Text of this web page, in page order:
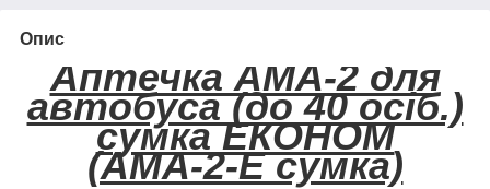
Опис
Аптечка АМА-2 для
автобуса (до 40 осіб.)
сумка ЕКОНОМ
(АМА-2-Е сумка)